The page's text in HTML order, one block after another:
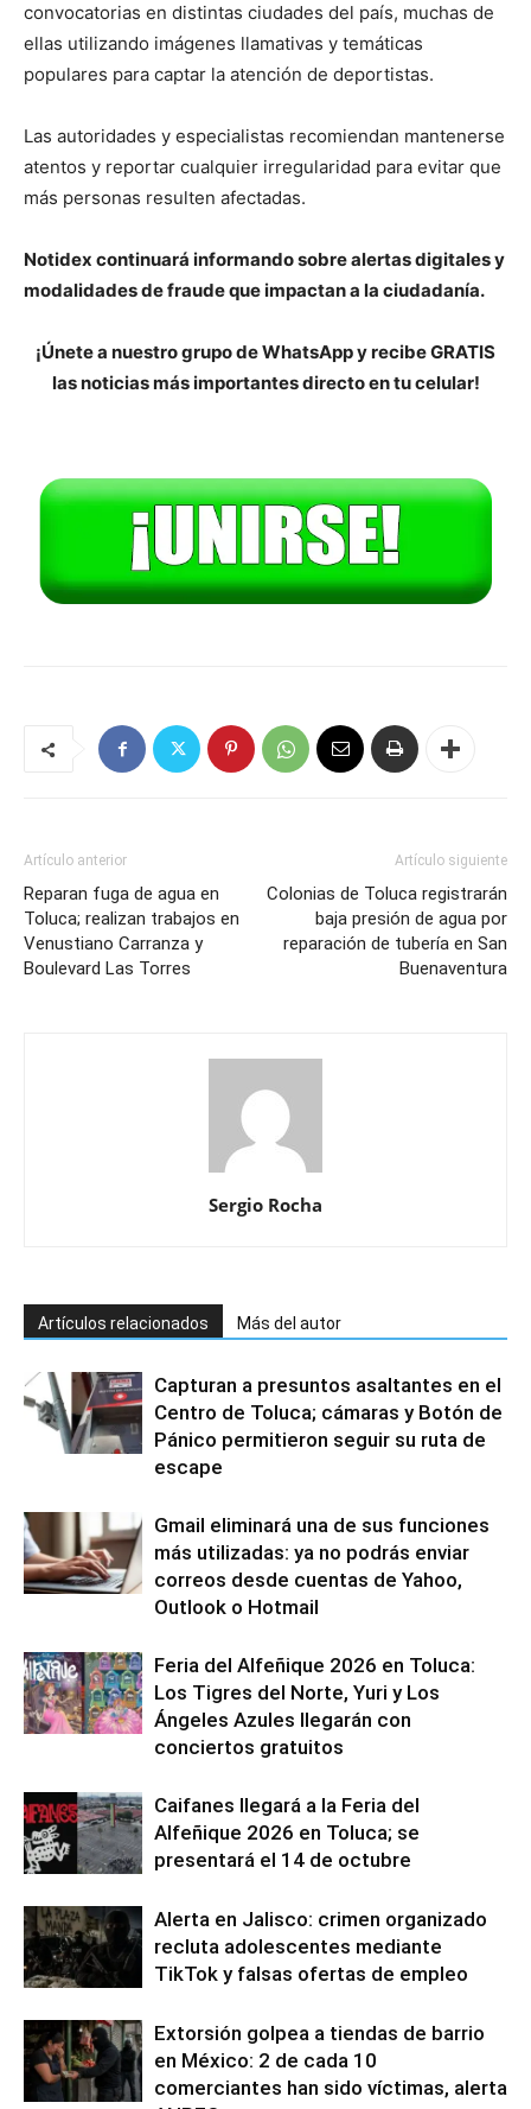
convocatorias en distintas ciudades del país, muchas de
ellas utilizando imágenes llamativas y temáticas
populares para captar la atención de deportistas.
Las autoridades y especialistas recomiendan mantenerse
atentos y reportar cualquier irregularidad para evitar que
más personas resulten afectadas.
Notidex continuará informando sobre alertas digitales y
modalidades de fraude que impactan a la ciudadanía.
¡Únete a nuestro grupo de WhatsApp y recibe GRATIS
las noticias más importantes directo en tu celular!
Artículo anterior
Reparan fuga de agua en
Toluca; realizan trabajos en
Venustiano Carranza y
Boulevard Las Torres
Artículo siguiente
Colonias de Toluca registrarán
baja presión de agua por
reparación de tubería en San
Buenaventura
Sergio Rocha
Artículos relacionados Más del autor
Capturan a presuntos asaltantes en el
Centro de Toluca; cámaras y Botón de
Pánico permitieron seguir su ruta de
escape
Gmail eliminará una de sus funciones
más utilizadas: ya no podrás enviar
correos desde cuentas de Yahoo,
Outlook o Hotmail
Feria del Alfeñique 2026 en Toluca:
Los Tigres del Norte, Yuri y Los
Ángeles Azules llegarán con
conciertos gratuitos
Caifanes llegará a la Feria del
Alfeñique 2026 en Toluca; se
presentará el 14 de octubre
Alerta en Jalisco: crimen organizado
recluta adolescentes mediante
TikTok y falsas ofertas de empleo
Extorsión golpea a tiendas de barrio
en México: 2 de cada 10
comerciantes han sido víctimas, alerta